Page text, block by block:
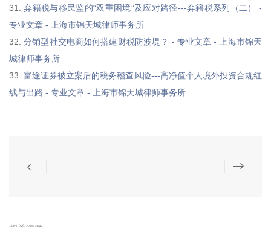
31.弃籍税与移民监的“双重困境”及应对路径---弃籍税系列（二） -
专业文章 - 上海市锦天城律师事务所
32.分销型社交电商如何搭建财税防波堤？ - 专业文章 - 上海市锦天
城律师事务所
33.富途证券被立案后的税务稽查风险---高净值个人境外投资合规红
线与出路 - 专业文章 - 上海市锦天城律师事务所